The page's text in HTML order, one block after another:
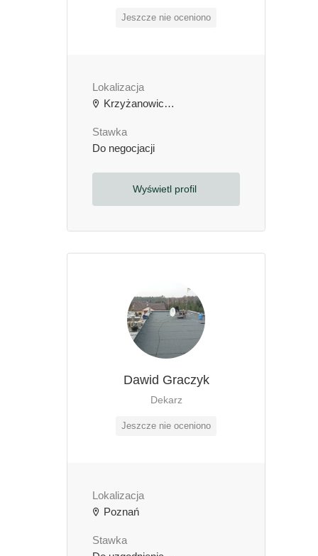
Jeszcze nie oceniono
Lokalizacja
Krzyżanowice, Polska
Stawka
Do negocjacji
Wyświetl profil
Dawid Graczyk
Dekarz
Jeszcze nie oceniono
Lokalizacja
Poznań
Stawka